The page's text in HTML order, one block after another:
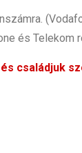
és Telekom
családjuk